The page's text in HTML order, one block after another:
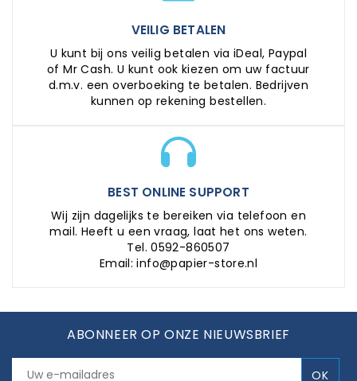
VEILIG BETALEN
U kunt bij ons veilig betalen via iDeal, Paypal
of Mr Cash. U kunt ook kiezen om uw factuur
d.m.v. een overboeking te betalen. Bedrijven
kunnen op rekening bestellen.
BEST ONLINE SUPPORT
Wij zijn dagelijks te bereiken via telefoon en
mail. Heeft u een vraag, laat het ons weten.
Tel. 0592-860507
Email: info@papier-store.nl
ABONNEER OP ONZE NIEUWSBRIEF